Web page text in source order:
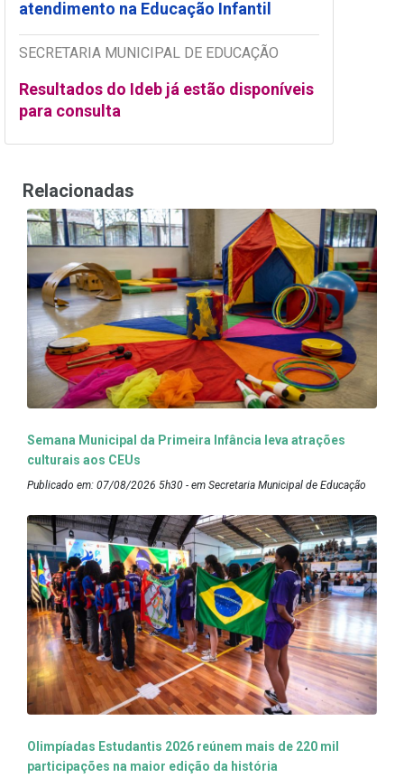
atendimento na Educação Infantil
SECRETARIA MUNICIPAL DE EDUCAÇÃO
Resultados do Ideb já estão disponíveis
para consulta
Relacionadas
Semana Municipal da Primeira Infância leva atrações
culturais aos CEUs
Publicado em: 07/08/2026 5h30 - em Secretaria Municipal de Educação
Olimpíadas Estudantis 2026 reúnem mais de 220 mil
participações na maior edição da história